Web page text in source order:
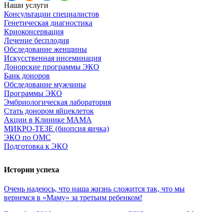
Наши услуги
Консультации специалистов
Генетическая диагностика
Криоконсервация
Лечение бесплодия
Обследование женщины
Искусственная инсеминация
Донорские программы ЭКО
Банк доноров
Обследование мужчины
Программы ЭКО
Эмбриологическая лаборатория
Стать донором яйцеклеток
Акции в Клинике МАМА
МИКРО-ТЕЗЕ (биопсия яичка)
ЭКО по ОМС
Подготовка к ЭКО
Истории успеха
Очень надеюсь, что наша жизнь сложится так, что мы
вернемся в «Маму» за третьим ребенком!